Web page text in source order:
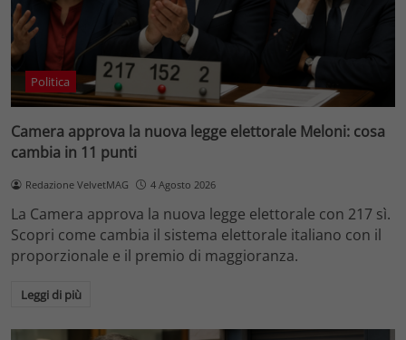
Politica
Camera approva la nuova legge elettorale Meloni: cosa
cambia in 11 punti
Redazione VelvetMAG 4 Agosto 2026
La Camera approva la nuova legge elettorale con 217 sì.
Scopri come cambia il sistema elettorale italiano con il
proporzionale e il premio di maggioranza.
Leggi di più